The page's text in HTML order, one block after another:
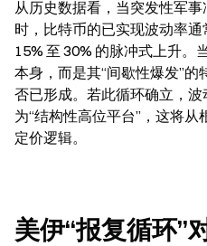
从历史数据看，当突发性军
时，比特币的已实现波动率
15% 至 30% 的脉冲式上升。
本身，而是其“间歇性爆发”
否已形成。若此循环确立，
为“结构性高位平台”，这将
定价逻辑。
美伊“报复循环”